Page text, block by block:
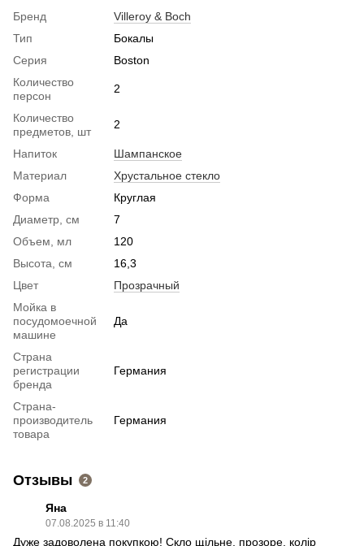
Бренд
Villeroy & Boch
Тип
Бокалы
Серия
Boston
Количество
персон
2
Количество
предметов, шт
2
Напиток
Шампанское
Материал
Хрустальное стекло
Форма
Круглая
Диаметр, см
7
Объем, мл
120
Высота, см
16,3
Цвет
Прозрачный
Мойка в
посудомоечной
машине
Да
Страна
регистрации
бренда
Германия
Страна-
производитель
товара
Германия
Отзывы 2
Яна
07.08.2025 в 11:40
Дуже задоволена покупкою! Скло щільне, прозоре, колір